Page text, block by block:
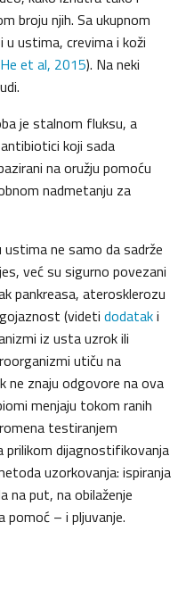
broju njih. Sa ukupnom
ustima, crevima i koži
He et al, 2015). Na neki
je stalnom fluksu, a
koji sada
na oružju pomoću
nadmetanju za
ne samo da sadrže
već su sigurno povezani
pankreasa, aterosklerozu
(videti dodataki
iz usta uzrok ili
utiču na
ne znaju odgovore na ova
menjaju tokom ranih
testiranjem
prilikom dijagnostifikovanja
uzorkovanja: ispiranja
na put, na obilaženje
pomoć – i pljuvanje.